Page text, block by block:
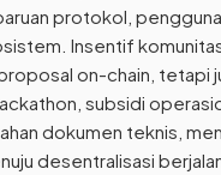
protokol,
Insentif
on-chain, tetapi
subsidi
dokumen teknis,
desentralisasi